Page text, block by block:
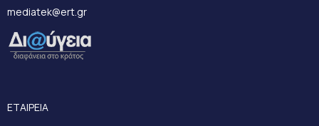
mediatek@ert.gr
ΕΤΑΙΡΕΙΑ